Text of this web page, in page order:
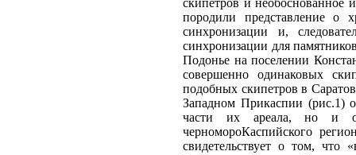
скипетров и необоснованное
породили представление о
синхронизации и,
синхронизации для
Подонье на поселении
совершенно одинаковых
подобных скипетров в
Западном Прикаспии (рис.1)
части их ареала, но и
черномороКаспийского
свидетельствует о том,